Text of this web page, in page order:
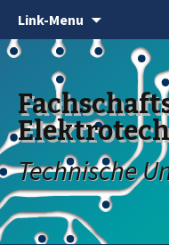
Link-Menu
Technische